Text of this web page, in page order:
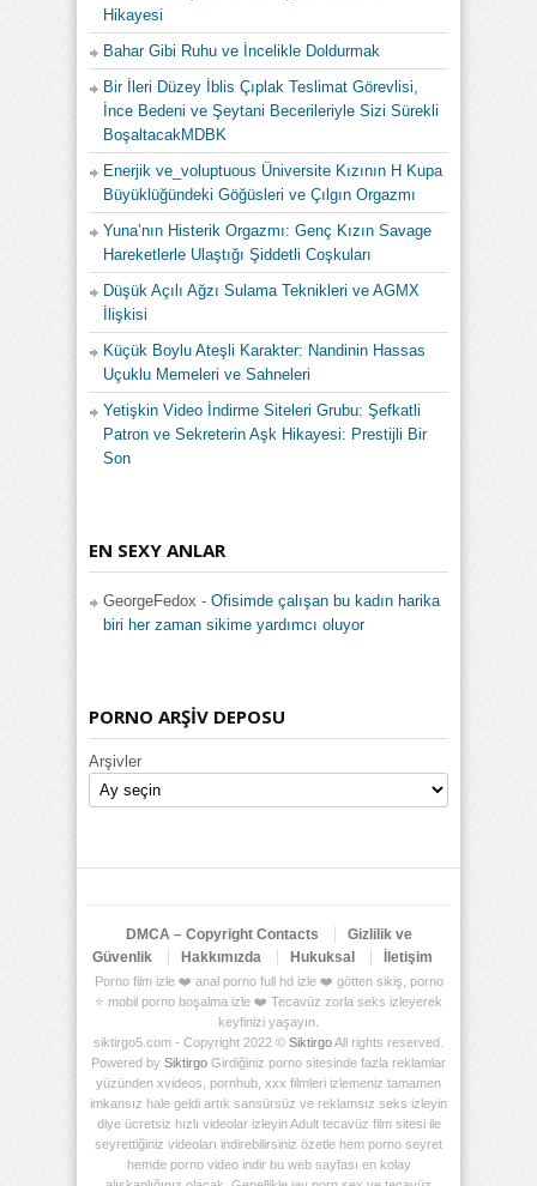
Hikayesi
Bahar Gibi Ruhu ve İncelikle Doldurmak
Bir İleri Düzey İblis Çıplak Teslimat Görevlisi,
İnce Bedeni ve Şeytani Becerileriyle Sizi Sürekli
BoşaltacakMDBK
Enerjik ve_voluptuous Üniversite Kızının H Kupa
Büyüklüğündeki Göğüsleri ve Çılgın Orgazmı
Yuna’nın Histerik Orgazmı: Genç Kızın Savage
Hareketlerle Ulaştığı Şiddetli Coşkuları
Düşük Açılı Ağzı Sulama Teknikleri ve AGMX
İlişkisi
Küçük Boylu Ateşli Karakter: Nandinin Hassas
Uçuklu Memeleri ve Sahneleri
Yetişkin Video İndirme Siteleri Grubu: Şefkatli
Patron ve Sekreterin Aşk Hikayesi: Prestijli Bir
Son
EN SEXY ANLAR
GeorgeFedox - Ofisimde çalışan bu kadın harika
biri her zaman sikime yardımcı oluyor
PORNO ARŞİV DEPOSU
Arşivler
DMCA – Copyright Contacts
Gizlilik ve
Güvenlik
Hakkımızda Hukuksal İletişim
Porno film izle ❤️ anal porno full hd izle ❤️ götten sikiş, porno
⭐ mobil porno boşalma izle ❤️ Tecavüz zorla seks izleyerek
keyfinizi yaşayın.
siktirgo5.com - Copyright 2022 © SiktirgoAll rights reserved.
Powered by Siktirgo Girdiğiniz porno sitesinde fazla reklamlar
yüzünden xvideos, pornhub, xxx filmleri izlemeniz tamamen
imkansız hale geldi artık sansürsüz ve reklamsız seks izleyin
diye ücretsiz hızlı videolar izleyin Adult tecavüz film sitesi ile
seyrettiğiniz videoları indirebilirsiniz özetle hem porno seyret
hemde porno video indir bu web sayfası en kolay